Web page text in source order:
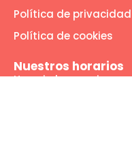
Política de privacidad
Política de cookies
Nuestros horarios
Horario lunes a